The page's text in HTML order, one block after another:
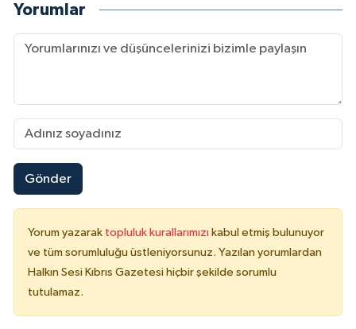
Yorumlar
Gönder
Yorum yazarak topluluk kurallarımızı kabul etmiş bulunuyor
ve tüm sorumluluğu üstleniyorsunuz. Yazılan yorumlardan
Halkın Sesi Kıbrıs Gazetesi hiçbir şekilde sorumlu
tutulamaz.